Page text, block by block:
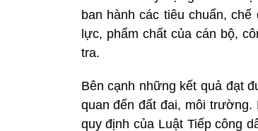
ban hành các tiêu chuẩn,
lực, phẩm chất của cán bộ,
tra.
Bên cạnh những kết quả đạt
quan đến đất đai, môi
quy định của Luật Tiếp công